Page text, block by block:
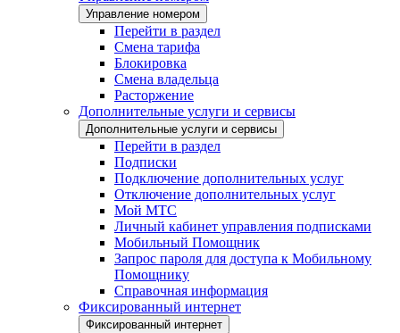
Управление номером
Перейти в раздел
Смена тарифа
Блокировка
Смена владельца
Расторжение
Дополнительные услуги и сервисы
Дополнительные услуги и сервисы
Перейти в раздел
Подписки
Подключение дополнительных услуг
Отключение дополнительных услуг
Мой МТС
Личный кабинет управления подписками
Мобильный Помощник
Запрос пароля для доступа к Мобильному
Помощнику
Справочная информация
Фиксированный интернет
Фиксированный интернет